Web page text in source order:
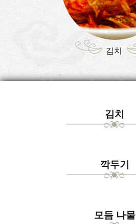
김치
김치
깍두기
모듬 나물